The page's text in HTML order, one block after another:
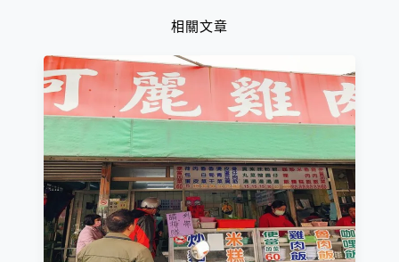
相關文章